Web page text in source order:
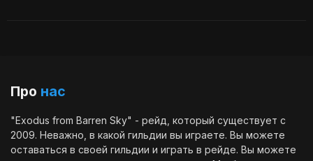
Про нас
"Exodus from Barren Sky" - рейд, который существует с
2009. Неважно, в какой гильдии вы играете. Вы можете
оставаться в своей гильдии и играть в рейде. Вы можете